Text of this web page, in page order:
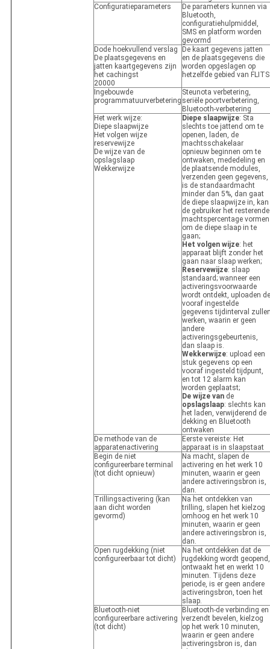
Configuratieparameters
De parameters kunnen via
Bluetooth,
configuratiehulpmiddel,
SMS en platform worden
gevormd
Dode hoekvullend verslag
De plaatsgegevens en
jatten kaartgegevens zijn
het cachingst
20000
De kaart gegevens jatten
en de plaatsgegevens die
worden opgeslagen op
hetzelfde gebied van FLITS
Ingebouwde
programmatuurverbetering
Steunota verbetering,
seriële poortverbetering,
Bluetooth-verbetering
Het werk wijze:
Diepe slaapwijze
Het volgen wijze
reservewijze
De wijze van de
opslagslaap
Wekkerwijze
Diepe slaapwijze: Sta
slechts toe jattend om te
openen, laden, de
machtsschakelaar
opnieuw beginnen om te
ontwaken, mededeling en
de plaatsende modules,
verzenden geen gegevens,
is de standaardmacht
minder dan 5%, dan gaat
de diepe slaapwijze in, kan
de gebruiker het resterende
machtspercentage vormen
om de diepe slaap in te
gaan;
Het volgen wijze: het
apparaat blijft zonder het
gaan naar slaap werken;
Reservewijze: slaap
standaard; wanneer een
activeringsvoorwaarde
wordt ontdekt, uploaden de
vooraf ingestelde
gegevens tijdinterval
werken, waarin er geen
andere
activeringsgebeurtenis,
dan slaap is.
Wekkerwijze: upload een
stuk gegevens op een
vooraf ingesteld tijdpunt,
en tot 12 alarm kan
worden geplaatst;
De wijze vande
opslagslaap: slechts kan
het laden, verwijderend de
dekking en Bluetooth
ontwaken
De methode van de
apparatenactivering
Eerste vereiste: Het
apparaat is in slaapstaat
Begin de niet
configureerbare terminal
(tot dicht opnieuw)
Na macht, slapen de
activering en het werk 10
minuten, waarin er geen
andere activeringsbron is,
dan.
Trillingsactivering (kan
aan dicht worden
gevormd)
Na het ontdekken van
trilling, slapen het kielzog
omhoog en het werk 10
minuten, waarin er geen
andere activeringsbron is,
dan.
Open rugdekking (niet
configureerbaar tot dicht)
Na het ontdekken dat de
rugdekking wordt geopend,
ontwaakt het en werkt 10
minuten. Tijdens deze
periode, is er geen andere
activeringsbron, toen het
slaap.
Bluetooth-niet
configureerbare activering
(tot dicht)
Bluetooth-de verbinding en
verzendt bevelen, kielzog
op het werk 10 minuten,
waarin er geen andere
activeringsbron is, dan